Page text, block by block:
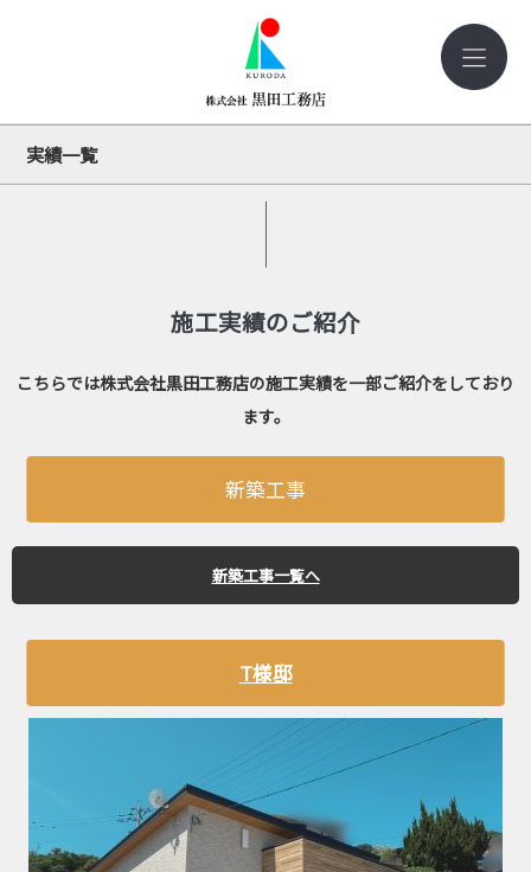
実績一覧
施工実績のご紹介
こちらでは株式会社黒田工務店の施工実績を一部ご紹介をしており
ます。
新築工事
新築工事一覧へ
T様邸